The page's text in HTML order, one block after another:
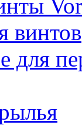
винтов
для